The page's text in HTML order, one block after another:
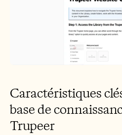
Caractéristiques
base de
Trupeer